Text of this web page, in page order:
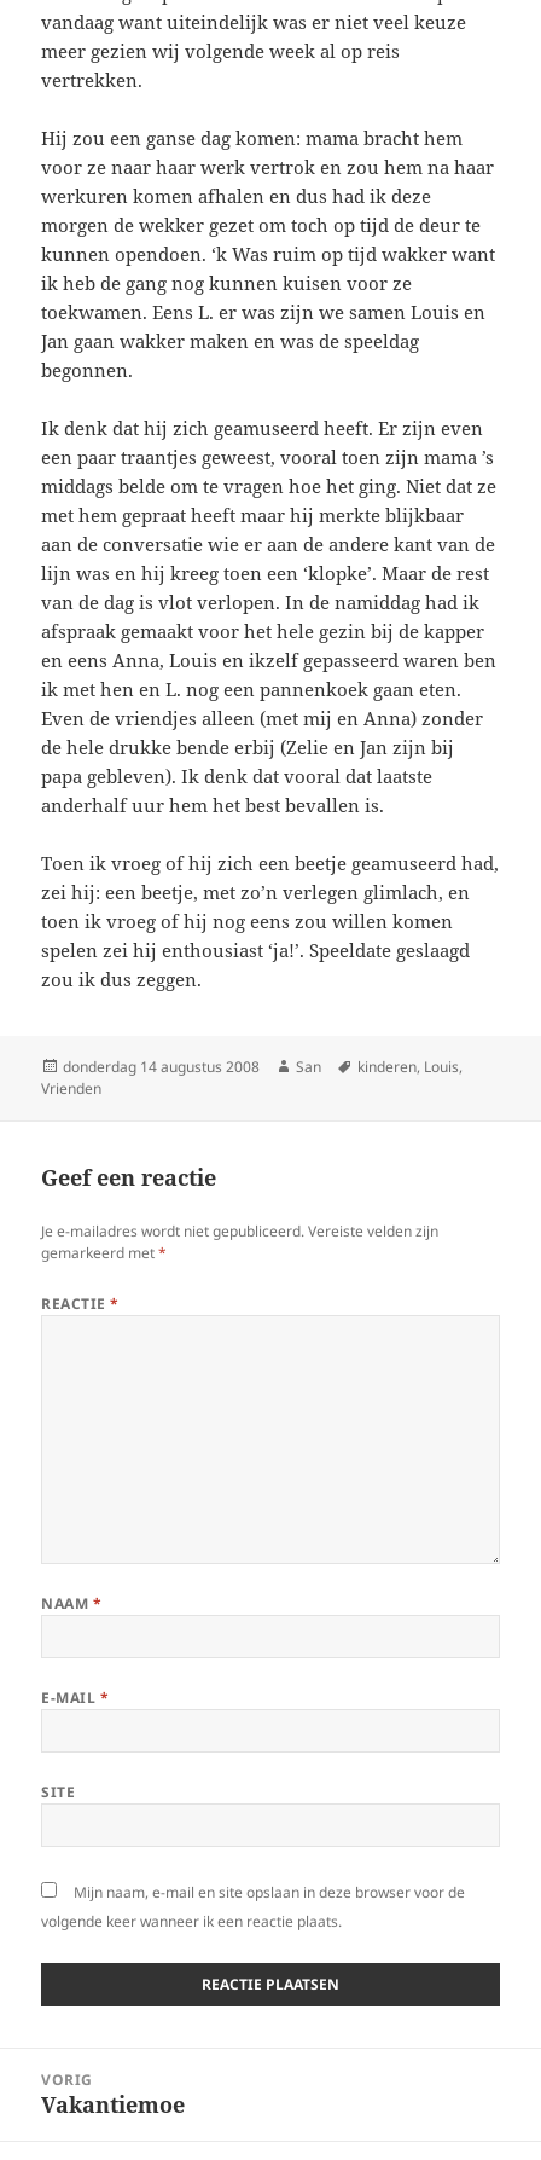
vandaag want uiteindelijk was er niet veel keuze
meer gezien wij volgende week al op reis
vertrekken.
Hij zou een ganse dag komen: mama bracht hem
voor ze naar haar werk vertrok en zou hem na haar
werkuren komen afhalen en dus had ik deze
morgen de wekker gezet om toch op tijd de deur te
kunnen opendoen. ‘k Was ruim op tijd wakker want
ik heb de gang nog kunnen kuisen voor ze
toekwamen. Eens L. er was zijn we samen Louis en
Jan gaan wakker maken en was de speeldag
begonnen.
Ik denk dat hij zich geamuseerd heeft. Er zijn even
een paar traantjes geweest, vooral toen zijn mama ’s
middags belde om te vragen hoe het ging. Niet dat ze
met hem gepraat heeft maar hij merkte blijkbaar
aan de conversatie wie er aan de andere kant van de
lijn was en hij kreeg toen een ‘klopke’. Maar de rest
van de dag is vlot verlopen. In de namiddag had ik
afspraak gemaakt voor het hele gezin bij de kapper
en eens Anna, Louis en ikzelf gepasseerd waren ben
ik met hen en L. nog een pannenkoek gaan eten.
Even de vriendjes alleen (met mij en Anna) zonder
de hele drukke bende erbij (Zelie en Jan zijn bij
papa gebleven). Ik denk dat vooral dat laatste
anderhalf uur hem het best bevallen is.
Toen ik vroeg of hij zich een beetje geamuseerd had,
zei hij: een beetje, met zo’n verlegen glimlach, en
toen ik vroeg of hij nog eens zou willen komen
spelen zei hij enthousiast ‘ja!’. Speeldate geslaagd
zou ik dus zeggen.
Geplaatst
op
donderdag 14 augustus 2008 Auteur
San Tags
kinderen, Louis,
Vrienden
Geef een reactie
Je e-mailadres wordt niet gepubliceerd. Vereiste velden zijn
gemarkeerd met*
REACTIE*
NAAM *
E-MAIL *
SITE
Mijn naam, e-mail en site opslaan in deze browser voor de
volgende keer wanneer ik een reactie plaats.
navigatie
VORIG
Vorig
Vakantiemoe